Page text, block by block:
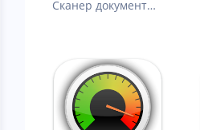
Сканер документов
картинки, фото